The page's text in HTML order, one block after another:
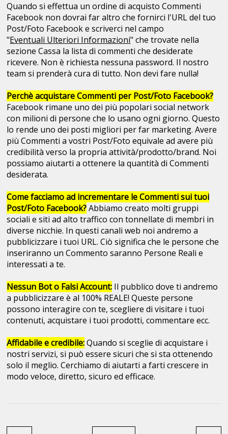
Quando si effettua un ordine di acquisto Commenti
Facebook non dovrai far altro che fornirci l'URL del tuo
Post/Foto Facebook e scriverci nel campo
"Eventuali Ulteriori Informazioni" che trovate nella
sezione Cassa la lista di commenti che desiderate
ricevere. Non è richiesta nessuna password. Il nostro
team si prenderà cura di tutto. Non devi fare nulla!
Perchè acquistare Commenti per Post/Foto Facebook?
Facebook rimane uno dei più popolari social network
con milioni di persone che lo usano ogni giorno. Questo
lo rende uno dei posti migliori per far marketing. Avere
più Commenti a vostri Post/Foto equivale ad avere più
credibilità verso la propria attività/prodotto/brand. Noi
possiamo aiutarti a ottenere la quantità di Commenti
desiderata.
Come facciamo ad incrementare le Commenti sui tuoi
Post/Foto Facebook?Abbiamo creato molti gruppi
sociali e siti ad alto traffico con tonnellate di membri in
diverse nicchie. In questi canali web noi andremo a
pubblicizzare i tuoi URL. Ciò significa che le persone che
inseriranno un Commento saranno Persone Reali e
interessati a te.
Nessun Bot o Falsi Account: Il pubblico dove ti andremo
a pubblicizzare è al 100% REALE! Queste persone
possono interagire con te, scegliere di visitare i tuoi
contenuti, acquistare i tuoi prodotti, commentare ecc.
Affidabile e credibile:Quando si sceglie di acquistare i
nostri servizi, si può essere sicuri che si sta ottenendo
solo il meglio. Cerchiamo di aiutarti a farti crescere in
modo veloce, diretto, sicuro ed efficace.